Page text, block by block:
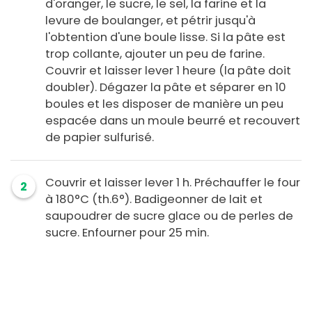
d'oranger, le sucre, le sel, la farine et la
levure de boulanger, et pétrir jusqu'à
l'obtention d'une boule lisse. Si la pâte est
trop collante, ajouter un peu de farine.
Couvrir et laisser lever 1 heure (la pâte doit
doubler). Dégazer la pâte et séparer en 10
boules et les disposer de manière un peu
espacée dans un moule beurré et recouvert
de papier sulfurisé.
2
Couvrir et laisser lever 1 h. Préchauffer le four
à 180°C (th.6°). Badigeonner de lait et
saupoudrer de sucre glace ou de perles de
sucre. Enfourner pour 25 min.